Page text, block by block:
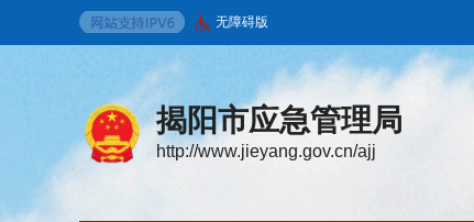
无障碍版
揭阳市应急管理局
http://www.jieyang.gov.cn/ajj